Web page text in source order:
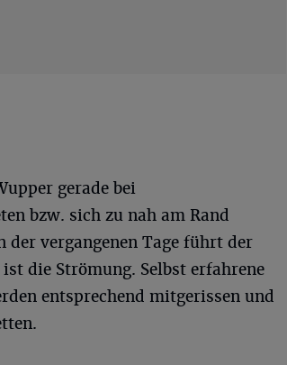
gerade bei
bzw. sich zu nah am Rand
der vergangenen Tage führt der
die Strömung. Selbst erfahrene
entsprechend mitgerissen und